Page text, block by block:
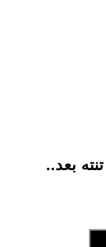
بعد..